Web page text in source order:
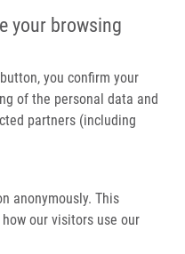
your browsing
you confirm your
of the personal data and
partners (including
anonymously. This
our visitors use our